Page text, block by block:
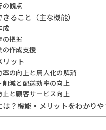
観点
ること（主な機能）
成
把握
作成支援
リット
の向上と属人化の解消
減と配送効率の向上
と顧客サービス向上
は？機能・メリットをわかり